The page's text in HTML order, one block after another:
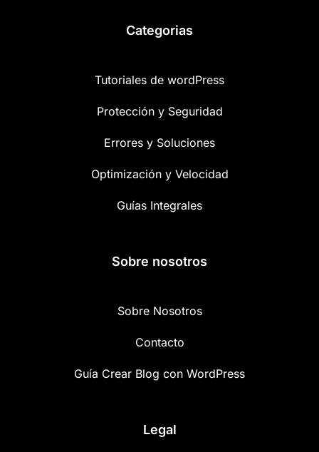
Categorias
Tutoriales de wordPress
Protección y Seguridad
Errores y Soluciones
Optimización y Velocidad
Guías Integrales
Sobre nosotros
Sobre Nosotros
Contacto
Guía Crear Blog con WordPress
Legal